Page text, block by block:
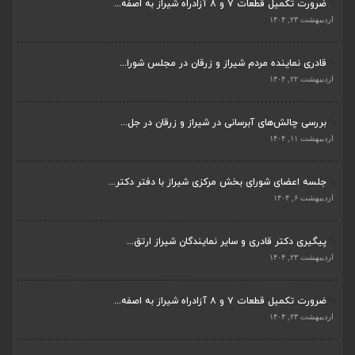
اردیبهشت ۱۱, ۱۴۰۴
ضرورت تکمیل قطعات ۷ و ۸ آزادراه شیراز به اصفه...
اردیبهشت ۲۳, ۱۴۰۴
قادری نماینده مردم شیراز و زرقان در مجلس شورا...
اردیبهشت ۲۲, ۱۴۰۴
بررسی چالش‌های آبرسانی در شیراز و زرقان در جل...
اردیبهشت ۱۱, ۱۴۰۴
جلسه اعضای شورای بخش مرکزی شیراز با دفتر دکتر...
اردیبهشت ۶, ۱۴۰۴
پیگیری دکتر قادری و سایر نمایندگان شیراز ارتق...
اردیبهشت ۲۳, ۱۴۰۴
ضرورت تکمیل قطعات ۷ و ۸ آزادراه شیراز به اصفه...
اردیبهشت ۲۳, ۱۴۰۴